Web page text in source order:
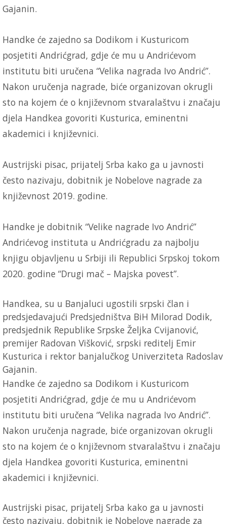
Gajanin.
Handke će zajedno sa Dodikom i Kusturicom
posjetiti Andrićgrad, gdje će mu u Andrićevom
institutu biti uručena “Velika nagrada Ivo Andrić”.
Nakon uručenja nagrade, biće organizovan okrugli
sto na kojem će o književnom stvaralaštvu i značaju
djela Handkea govoriti Kusturica, eminentni
akademici i književnici.
Austrijski pisac, prijatelj Srba kako ga u javnosti
često nazivaju, dobitnik je Nobelove nagrade za
književnost 2019. godine.
Handke je dobitnik “Velike nagrade Ivo Andrić”
Andrićevog instituta u Andrićgradu za najbolju
knjigu objavljenu u Srbiji ili Republici Srpskoj tokom
2020. godine “Drugi mač – Majska povest”.
Handkea, su u Banjaluci ugostili srpski član i
predsjedavajući Predsjedništva BiH Milorad Dodik,
predsjednik Republike Srpske Željka Cvijanović,
premijer Radovan Višković, srpski reditelj Emir
Kusturica i rektor banjalučkog Univerziteta Radoslav
Gajanin.
Handke će zajedno sa Dodikom i Kusturicom
posjetiti Andrićgrad, gdje će mu u Andrićevom
institutu biti uručena “Velika nagrada Ivo Andrić”.
Nakon uručenja nagrade, biće organizovan okrugli
sto na kojem će o književnom stvaralaštvu i značaju
djela Handkea govoriti Kusturica, eminentni
akademici i književnici.
Austrijski pisac, prijatelj Srba kako ga u javnosti
često nazivaju, dobitnik je Nobelove nagrade za